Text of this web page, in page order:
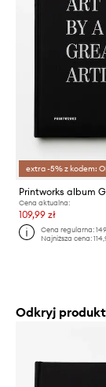
extra -5% z kodem:
Printworks album
Cena aktualna:
109,99 zł
Cena regularna:
Najniższa cena:
Odkryj